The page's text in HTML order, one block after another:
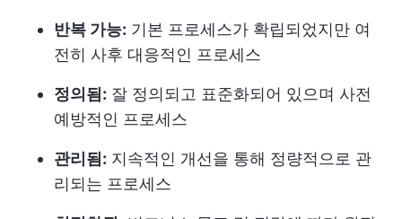
반복 가능: 기본 프로세스가 확립되었지만 여
전히 사후 대응적인 프로세스
정의됨: 잘 정의되고 표준화되어 있으며 사전
예방적인 프로세스
관리됨: 지속적인 개선을 통해 정량적으로 관
리되는 프로세스